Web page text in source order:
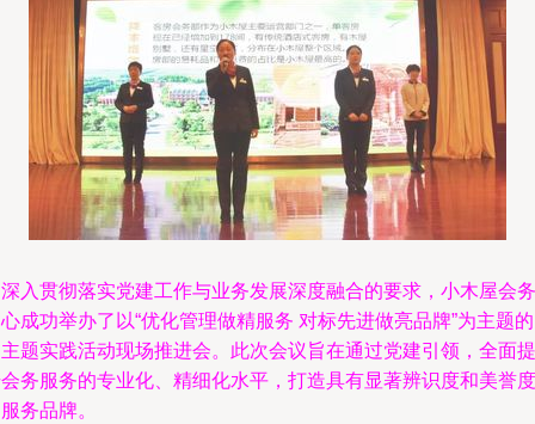
入贯彻落实党建工作与业务发展深度融合的要求，小木屋会务
成功举办了以“优化管理做精服务 对标先进做亮品牌”为主题
题实践活动现场推进会。此次会议旨在通过党建引领，全面提
务服务的专业化、精细化水平，打造具有显著辨识度和美誉度
务品牌。